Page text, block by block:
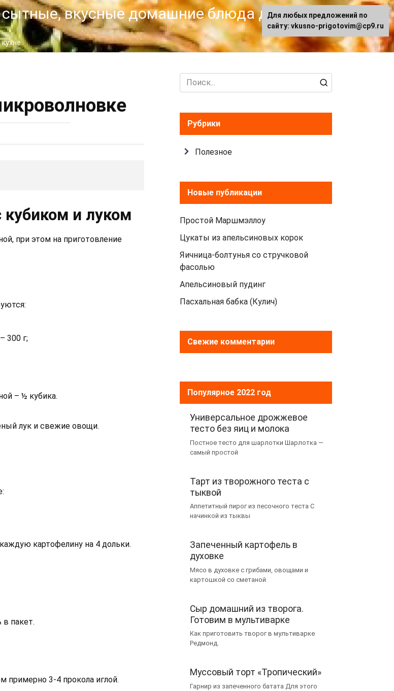
вкусные домашние блюда для
и луком
при этом на приготовление
300 г;
– ½ кубика.
лук и свежие овощи.
картофелину на 4 дольки.
пакет.
примерно 3-4 прокола иглой.
Search
for:
Рубрики
Полезное
Новые публикации
Простой Маршмэллоу
Цукаты из апельсиновых корок
Яичница-болтунья со стручковой
фасолью
Апельсиновый пудинг
Пасхальная бабка (Кулич)
Свежие комментарии
Популярное 2022 год
Универсальное дрожжевое
тесто без яиц и молока
Постное тесто для шарлотки Шарлотка —
самый простой
Тарт из творожного теста с
тыквой
Аппетитный пирог из песочного теста С
начинкой из тыквы
Запеченный картофель в
духовке
Мясо в духовке с грибами, овощами и
картошкой со сметаной
Сыр домашний из творога.
Готовим в мультиварке
Как приготовить творог в мультиварке
Редмонд.
Муссовый торт «Тропический»
Гарнир из запеченного батата Для этого
Для любых предложений по
сайту: vkusno-prigotovim@cp9.ru